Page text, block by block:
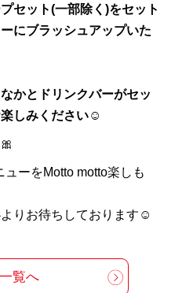
セット(一部除く)をセット
にブラッシュアップいた
かとドリンクバーがセッ
しみください☺
ーをMotto motto楽しも
りお待ちしております☺
覧へ